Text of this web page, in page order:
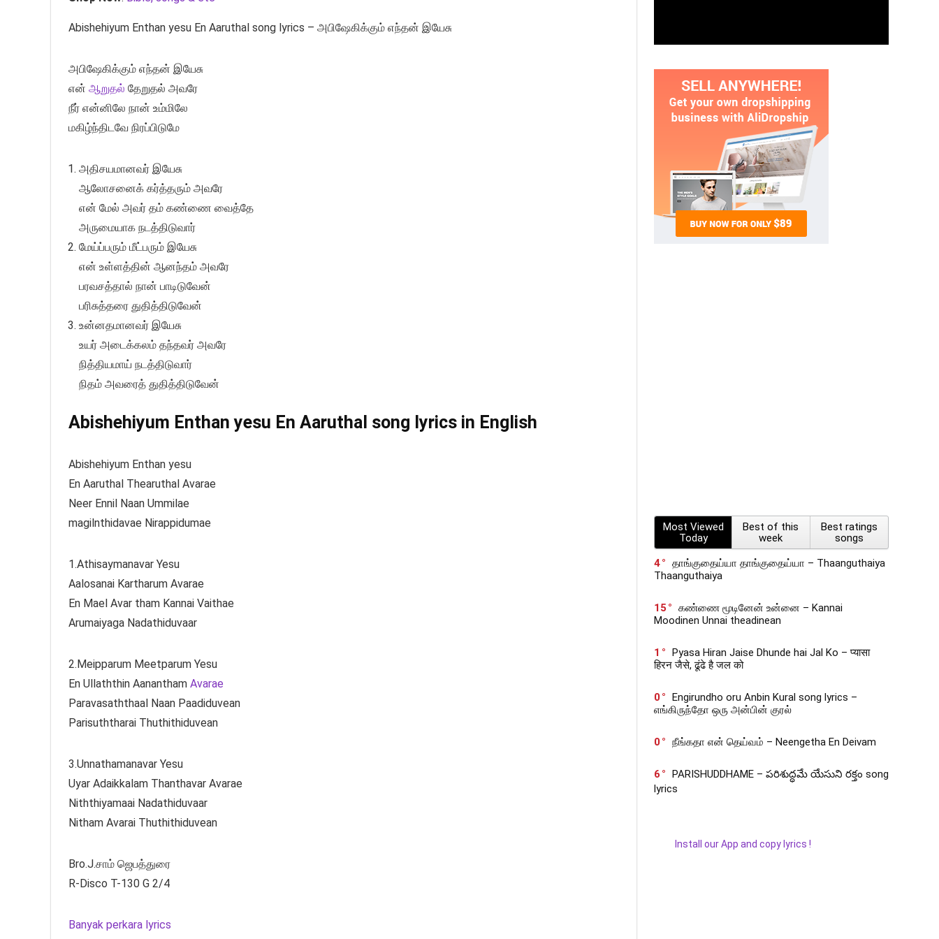
Abishehiyum Enthan yesu En Aaruthal song lyrics – அபிஷேகிக்கும் எந்தன் இயேசு
அபிஷேகிக்கும் எந்தன் இயேசு
என் ஆறுதல் தேறுதல் அவரே
நீர் என்னிலே நான் உம்மிலே
மகிழ்ந்திடவே நிரப்பிடுமே
அதிசயமானவர் இயேசு
ஆலோசனைக் கர்த்தரும் அவரே
என் மேல் அவர் தம் கண்ணை வைத்தே
அருமையாக நடத்திடுவார்
மேய்ப்பரும் மீட்பரும் இயேசு
என் உள்ளத்தின் ஆனந்தம் அவரே
பரவசத்தால் நான் பாடிடுவேன்
பரிசுத்தரை துதித்திடுவேன்
உன்னதமானவர் இயேசு
உயர் அடைக்கலம் தந்தவர் அவரே
நித்தியமாய் நடத்திடுவார்
நிதம் அவரைத் துதித்திடுவேன்
Abishehiyum Enthan yesu En Aaruthal song lyrics in English
Abishehiyum Enthan yesu
En Aaruthal Thearuthal Avarae
Neer Ennil Naan Ummilae
magilnthidavae Nirappidumae
1.Athisaymanavar Yesu
Aalosanai Kartharum Avarae
En Mael Avar tham Kannai Vaithae
Arumaiyaga Nadathiduvaar
2.Meipparum Meetparum Yesu
En Ullaththin Aanantham Avarae
Paravasaththaal Naan Paadiduvean
Parisuththarai Thuthithiduvean
3.Unnathamanavar Yesu
Uyar Adaikkalam Thanthavar Avarae
Niththiyamaai Nadathiduvaar
Nitham Avarai Thuthithiduvean
Bro.J.சாம் ஜெபத்துரை
R-Disco T-130 G 2/4
Banyak perkara lyrics
Most Viewed
Today
Best of this
week
Best ratings
songs
4
தாங்குதைய்யா தாங்குதைய்யா – Thaanguthaiya
Thaanguthaiya
15
கண்ணை மூடினேன் உன்னை – Kannai
Moodinen Unnai theadinean
1
Pyasa Hiran Jaise Dhunde hai Jal Ko – प्यासा
हिरन जैसे, ढूंढे है जल को
0
Engirundho oru Anbin Kural song lyrics –
எங்கிருந்தோ ஒரு அன்பின் குரல்
0 நீங்கதா என் தெய்வம் – Neengetha En Deivam
6
PARISHUDDHAME – పరిశుద్ధమే యేసుని రక్తం song
lyrics
Install our App and copy lyrics !